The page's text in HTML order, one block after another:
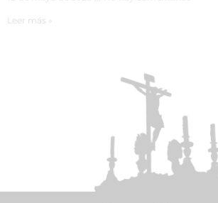
Leer más »